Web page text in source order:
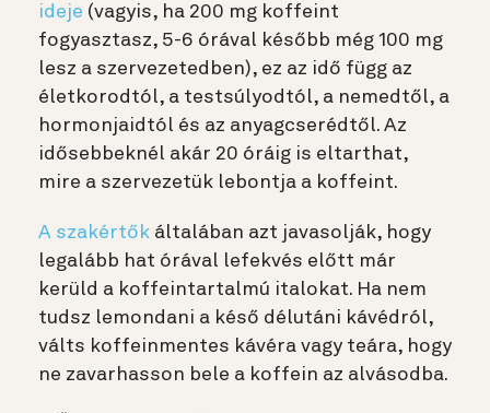
ideje (vagyis, ha 200 mg koffeint
fogyasztasz, 5-6 órával később még 100 mg
lesz a szervezetedben), ez az idő függ az
életkorodtól, a testsúlyodtól, a nemedtől, a
hormonjaidtól és az anyagcserédtől. Az
idősebbeknél akár 20 óráig is eltarthat,
mire a szervezetük lebontja a koffeint.
A szakértők általában azt javasolják, hogy
legalább hat órával lefekvés előtt már
kerüld a koffeintartalmú italokat. Ha nem
tudsz lemondani a késő délutáni kávédról,
válts koffeinmentes kávéra vagy teára, hogy
ne zavarhasson bele a koffein az alvásodba.